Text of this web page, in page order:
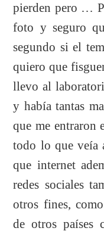
pierden pero …
foto y seguro
segundo si el
quiero que
llevo al
y había tantas
que me entraron
todo lo que veía
que internet
redes sociales
otros fines,
de otros países